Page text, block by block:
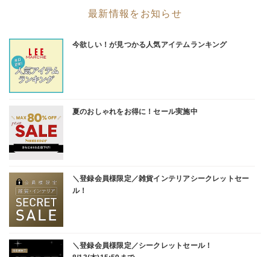
最新情報をお知らせ